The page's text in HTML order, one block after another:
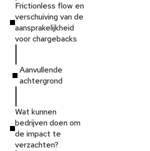
Frictionless flow en
verschuiving van de
aansprakelijkheid
voor chargebacks
Aanvullende
achtergrond
Wat kunnen
bedrijven doen om
de impact te
verzachten?